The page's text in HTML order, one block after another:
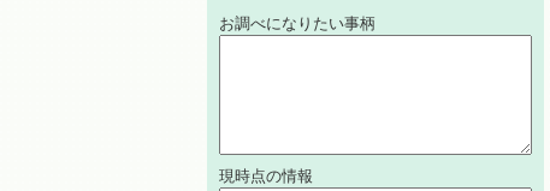
お調べになりたい事柄
現時点の情報